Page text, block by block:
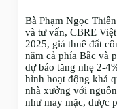
Bà Phạm Ngọc
và tư vấn, CBRE
2025, giá thuê đất
năm cả phía Bắc và
dự báo tăng nhẹ 2-
hình hoạt động khả
nhà xưởng với
như may mặc, dược